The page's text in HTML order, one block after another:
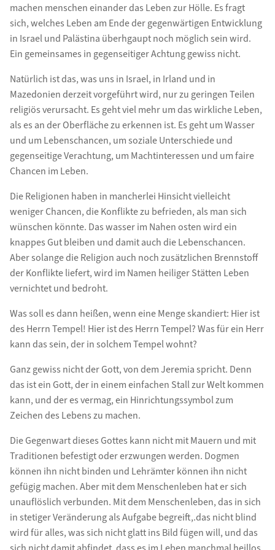
machen menschen einander das Leben zur Hölle. Es fragt
sich, welches Leben am Ende der gegenwärtigen Entwicklung
in Israel und Palästina überhgaupt noch möglich sein wird.
Ein gemeinsames in gegenseitiger Achtung gewiss nicht.
Natürlich ist das, was uns in Israel, in Irland und in
Mazedonien derzeit vorgeführt wird, nur zu geringen Teilen
religiös verursacht. Es geht viel mehr um das wirkliche Leben,
als es an der Oberfläche zu erkennen ist. Es geht um Wasser
und um Lebenschancen, um soziale Unterschiede und
gegenseitige Verachtung, um Machtinteressen und um faire
Chancen im Leben.
Die Religionen haben in mancherlei Hinsicht vielleicht
weniger Chancen, die Konflikte zu befrieden, als man sich
wünschen könnte. Das wasser im Nahen osten wird ein
knappes Gut bleiben und damit auch die Lebenschancen.
Aber solange die Religion auch noch zusätzlichen Brennstoff
der Konflikte liefert, wird im Namen heiliger Stätten Leben
vernichtet und bedroht.
Was soll es dann heißen, wenn eine Menge skandiert: Hier ist
des Herrn Tempel! Hier ist des Herrn Tempel? Was für ein Herr
kann das sein, der in solchem Tempel wohnt?
Ganz gewiss nicht der Gott, von dem Jeremia spricht. Denn
das ist ein Gott, der in einem einfachen Stall zur Welt kommen
kann, und der es vermag, ein Hinrichtungssymbol zum
Zeichen des Lebens zu machen.
Die Gegenwart dieses Gottes kann nicht mit Mauern und mit
Traditionen befestigt oder erzwungen werden. Dogmen
können ihn nicht binden und Lehrämter können ihn nicht
gefügig machen. Aber mit dem Menschenleben hat er sich
unauflöslich verbunden. Mit dem Menschenleben, das in sich
in stetiger Veränderung als Aufgabe begreift,.das nicht blind
wird für alles, was sich nicht glatt ins Bild fügen will, und das